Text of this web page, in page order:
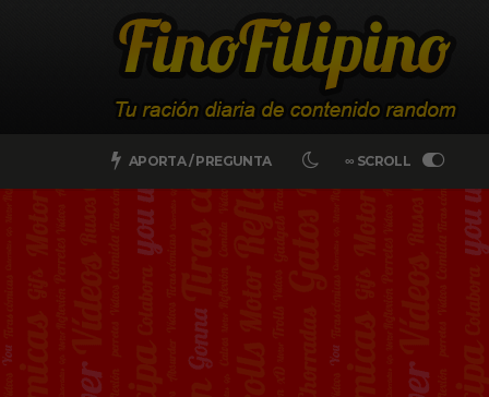
APORTA / PREGUNTA ∞ SCROLL